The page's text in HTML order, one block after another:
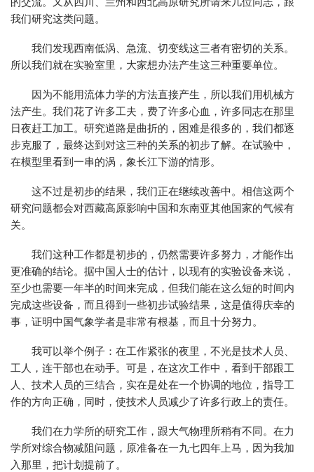
我们研究这类问题。
我们发现西南低涡、急流、切变线这三者有密切的关系。
所以我们就在实验室里，大家想办法产生这三种重要单位。
因为不能用流体力学的方法直接产生，所以我们用机械方
法产生。我们花了许多工夫，费了许多心血，许多同志在那里
日夜赶工加工。研究道路是曲折的，困难是很多的，我们都逐
步克服了，最终达到对这三种的关系的初步了解。在试验中，
在模型里看到一串的涡，象长江下游的情形。
这不过是初步的结果，我们正在继续改善中。相信这两个
研究问题都会对西藏高原影响中国和东南亚其他国家的气候有
关。
我们这种工作都是初步的，仍然需要许多努力，才能作出
更准确的结论。据中国人士的估计，以现有的实验设备来说，
至少也需要一年半的时间来完成，但我们能在这么短的时间内
完成这些设备，而且得到一些初步试验结果，这是值得庆幸的
事，证明中国气象学者是非常有根基，而且十分努力。
我可以举个例子：在工作紧张的夜里，不光是技术人员、
工人，连干部也在动手。可是，在这次工作中，看到干部跟工
人、技术人员的三结合，实在是处在一个协调的地位，指导工
作的方向正确，同时，使技术人员减少了许多行政上的责任。
我们在力学所的研究工作，跟大气物理所稍有不同。在力
学所对综合物减阻问题，原准备在一九七四年上马，因为我加
入那里，把计划提前了。